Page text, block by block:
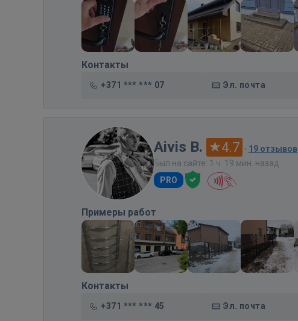
Контакты
+371 *** *** 07 Эл. почта
Aivis B. 4.7 · 19 отзывов
Был на сайте: 1 ч. 19 мин. назад
PRO
Примеры работ
Контакты
+371 *** *** 45 Эл. почта